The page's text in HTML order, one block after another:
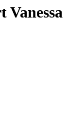
Vanessa